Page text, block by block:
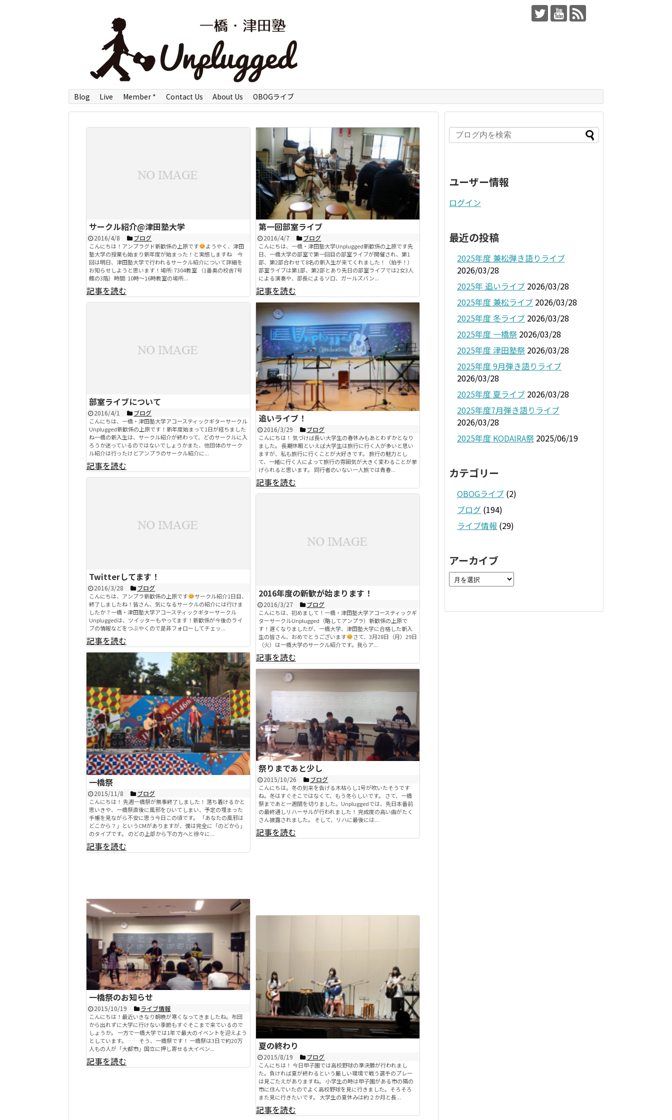
Blog Live Member * Contact Us About Us OBOGライブ
サークル紹介@津田塾大学
2016/4/8 ブログ
こんにちは！アンプラグド新歓係の上原です
ようやく、津田
塾大学の授業も始まり新年度が始まった！と実感しますね…今
回は明日、津田塾大学で行われるサークル紹介について詳細を
お知らせしようと思います！場所: 7304教室 （1番奥の校舎7号
館の3階）時間: 10時～16時教室の場所...
記事を読む
第一回部室ライブ
2016/4/7 ブログ
こんにちは、一橋・津田塾大学Unplugged新歓係の上原です先
日、一橋大学の部室で第一回目の部室ライブが開催され、第1
部、第2部合わせて8名の新入生が来てくれました！（拍手！）
部室ライブは第1部、第2部とあり先日の部室ライブでは2女3人
による演奏や、部長によるソロ、ガールズバン...
記事を読む
部室ライブについて
2016/4/1 ブログ
こんにちは、一橋・津田塾大学アコースティックギターサークル
Unplugged新歓係の上原です！新年度始まって1日が経ちました
ね一橋の新入生は、サークル紹介が終わって、どのサークルに入
ろうか迷っているのではないでしょうかまた、他団体のサーク
ル紹介は行ったけどアンプラのサークル紹介に...
記事を読む
追いライブ！
2016/3/29 ブログ
こんにちは！ 気づけば長い大学生の春休みもあとわずかとなり
ました。 長期休暇といえば大学生は旅行に行く人が多いと思い
ますが、私も旅行に行くことが大好きです。 旅行の魅力とし
て、一緒に行く人によって旅行の雰囲気が大きく変わることが挙
げられると思います。 同行者のいない一人旅では青春...
記事を読む
Twitterしてます！
2016/3/28 ブログ
こんにちは、アンプラ新歓係の上原です
サークル紹介1日目、
終了しましたね！皆さん、気になるサークルの紹介には行けま
したか？一橋・津田塾大学アコースティックギターサークル
Unpluggedは、ツイッターもやってます！新歓係が今後のライ
ブの情報などをつぶやくので是非フォローしてチェッ...
記事を読む
2016年度の新歓が始まります！
2016/3/27 ブログ
こんにちは、初めまして！一橋・津田塾大学アコースティックギ
ターサークルUnplugged（略してアンプラ）新歓係の上原で
す！遅くなりましたが、一橋大学、津田塾大学に合格した新入
生の皆さん、おめでとうございます
さて、3月28日（月）29日
（火）は一橋大学のサークル紹介です。我らア...
記事を読む
一橋祭
2015/11/8 ブログ
こんにちは！ 先週一橋祭が無事終了しました！ 落ち着けるかと
思いきや、一橋祭直後に風邪をひいてしまい、予定の埋まった
手帳を見ながら不安に思う今日この頃です。 「あなたの風邪は
どこから？」というCMがありますが、僕は完全に「のどから」
のタイプです。 のどの上部から下の方へと徐々に...
記事を読む
祭りまであと少し
2015/10/26 ブログ
こんにちは。冬の到来を告げる木枯らし1号が吹いたそうです
ね。冬はすぐそこではなくて、もう冬らしいです。 さて、一橋
祭まであと一週間を切りました。Unpluggedでは、先日本番前
の最終通しリハーサルが行われました！ 完成度の高い曲がたく
さん披露されました。 そして、リハに最後には...
記事を読む
一橋祭のお知らせ
2015/10/19 ライブ情報
こんにちは！最近いきなり朝晩が寒くなってきましたね。布団
から出れずに大学に行けない季節もすぐそこまで来ているので
しょうか。 一方で一橋大学では1年で最大のイベントを迎えよう
としています。 ……そう、一橋祭です！ 一橋祭は3日で約20万
人もの人が「大都市」国立に押し寄せる大イベン...
記事を読む
夏の終わり
2015/8/19 ブログ
こんにちは！ 今日甲子園では高校野球の準決勝が行われまし
た。負ければ夏が終わるという厳しい環境で戦う選手のプレー
は見ごたえがありますね。 小学生の時は甲子園がある市の隣の
市に住んでいたのでよく高校野球を見に行きました。そろそろ
また見に行きたいです。 大学生の夏休みは約２か月と長...
記事を読む
ユーザー情報
ログイン
最近の投稿
2025年度 兼松弾き語りライブ
2026/03/28
2025年 追いライブ 2026/03/28
2025年度 兼松ライブ 2026/03/28
2025年度 冬ライブ 2026/03/28
2025年度 一橋祭 2026/03/28
2025年度 津田塾祭 2026/03/28
2025年度 9月弾き語りライブ
2026/03/28
2025年度 夏ライブ 2026/03/28
2025年度7月弾き語りライブ
2026/03/28
2025年度 KODAIRA祭 2025/06/19
カテゴリー
OBOGライブ (2)
ブログ (194)
ライブ情報 (29)
アーカイブ